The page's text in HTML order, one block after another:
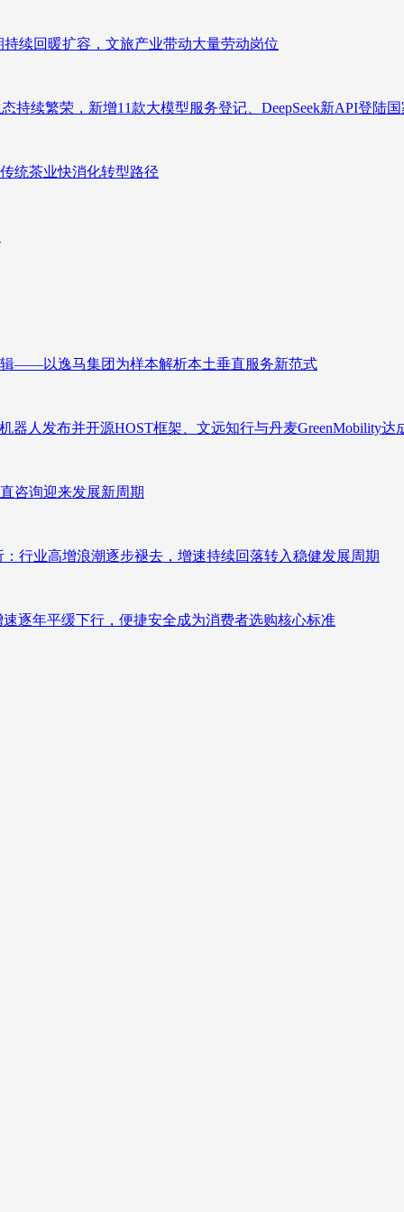
续回暖扩容，文旅产业带动大量劳动岗位
续繁荣，新增11款大模型服务登记、DeepSeek新API登陆
统茶业快消化转型路径
——以逸马集团为样本解析本土垂直服务新范式
器人发布并开源HOST框架、文远知行与丹麦GreenMobility达
咨询迎来发展新周期
行业高增浪潮逐步褪去，增速持续回落转入稳健发展周期
逐年平缓下行，便捷安全成为消费者选购核心标准